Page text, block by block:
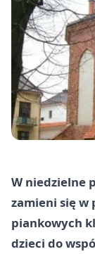
W niedzielne
zamieni się w
piankowych
dzieci do